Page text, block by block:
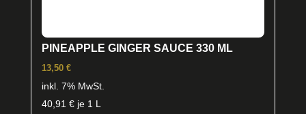
PINEAPPLE GINGER SAUCE 330 ML
13,50 €
inkl. 7% MwSt.
40,91 €je 1 L